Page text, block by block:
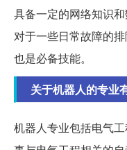
具备一定的网络知识
对于一些日常故障的
也是必备技能。
关于机器人的专业
机器人专业包括电气